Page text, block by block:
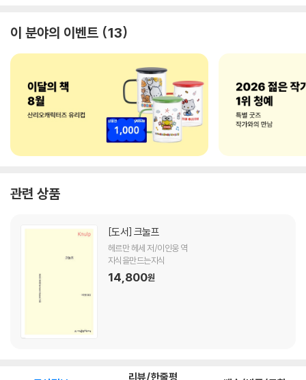
이 분야의 이벤트 13
관련 상품
[도서] 크눌프
헤르만 헤세 저/이인웅 역
지식을만드는지식
14,800원
리뷰/한줄평